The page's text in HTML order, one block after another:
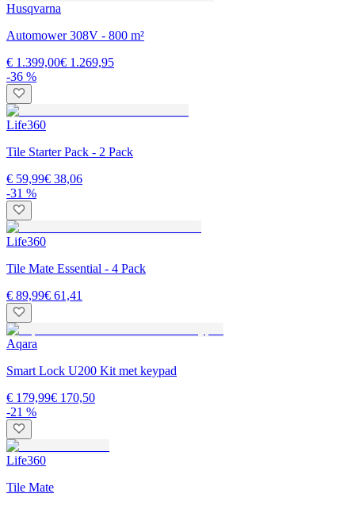
Husqvarna
Automower 308V - 800 m²
€ 1.399,00€ 1.269,95
-36 %
Life360
Tile Starter Pack - 2 Pack
€ 59,99€ 38,06
-31 %
Life360
Tile Mate Essential - 4 Pack
€ 89,99€ 61,41
Aqara
Smart Lock U200 Kit met keypad
€ 179,99€ 170,50
-21 %
Life360
Tile Mate